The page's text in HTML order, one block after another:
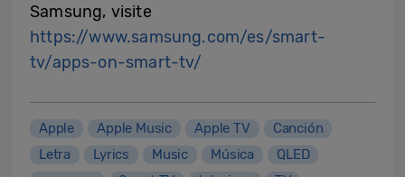
Samsung, visite
https://www.samsung.com/es/smart-
tv/apps-on-smart-tv/
Apple Apple Music Apple TV
Canción
Letra
Lyrics Music Música
QLED